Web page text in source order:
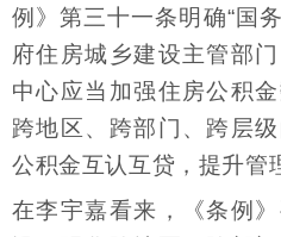
例》第三十一条明确“国
府住房城乡建设主管部
中心应当加强住房公积
跨地区、跨部门、跨层
公积金互认互贷，提升管
在李宇嘉看来，《条例